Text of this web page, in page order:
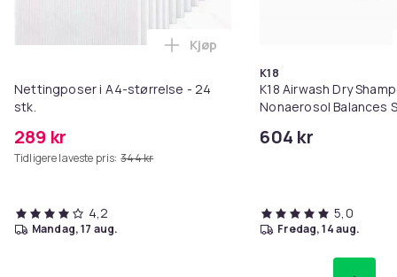
Nettingposer i A4-størrelse - 24
stk.
289 kr
Tidligere laveste pris: 344 kr
Legg Nettingposer i A4-
Kjøp
4,2
mandag, 17 aug.
K18
K18 Airwash Dry
Nonaerosol Balances
604 kr
5,0
fredag, 14 aug.